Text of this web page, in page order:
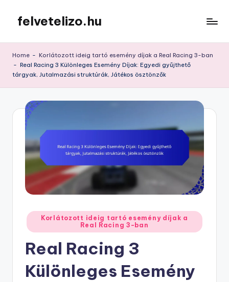
content
felvetelizo.hu
Home - Korlátozott ideig tartó esemény díjak a Real Racing 3-ban
- Real Racing 3 Különleges Esemény Díjak: Egyedi gyűjthető
tárgyak, Jutalmazási struktúrák, Játékos ösztönzők
Posted
in
Korlátozott ideig tartó esemény díjak a
Real Racing 3-ban
Real Racing 3
Különleges Esemény